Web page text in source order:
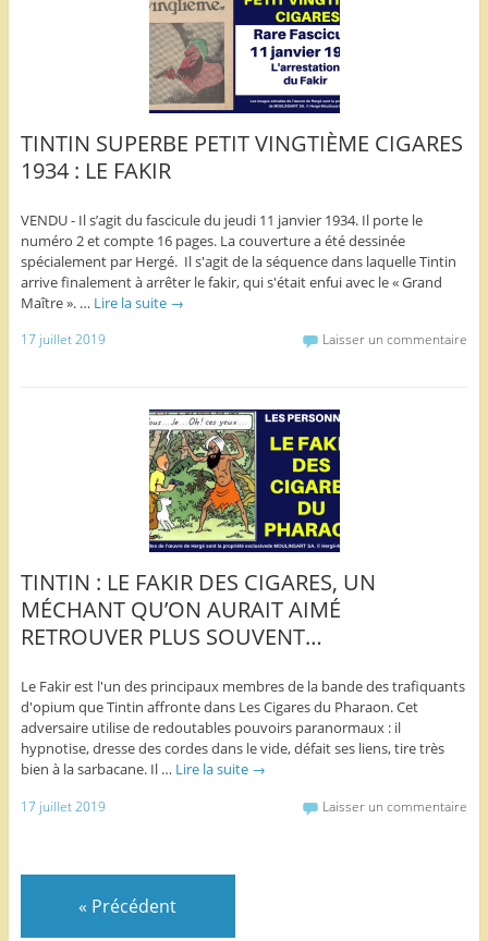
TINTIN SUPERBE PETIT VINGTIÈME CIGARES
1934 : LE FAKIR
VENDU - Il s’agit du fascicule du jeudi 11 janvier 1934. Il porte le
numéro 2 et compte 16 pages. La couverture a été dessinée
spécialement par Hergé. Il s'agit de la séquence dans laquelle Tintin
arrive finalement à arrêter le fakir, qui s'était enfui avec le « Grand
Maître ». … Lire la suite →
17 juillet 2019 Laisser un commentaire
TINTIN : LE FAKIR DES CIGARES, UN
MÉCHANT QU’ON AURAIT AIMÉ
RETROUVER PLUS SOUVENT…
Le Fakir est l'un des principaux membres de la bande des trafiquants
d'opium que Tintin affronte dans Les Cigares du Pharaon. Cet
adversaire utilise de redoutables pouvoirs paranormaux : il
hypnotise, dresse des cordes dans le vide, défait ses liens, tire très
bien à la sarbacane. Il … Lire la suite →
17 juillet 2019 Laisser un commentaire
« Précédent